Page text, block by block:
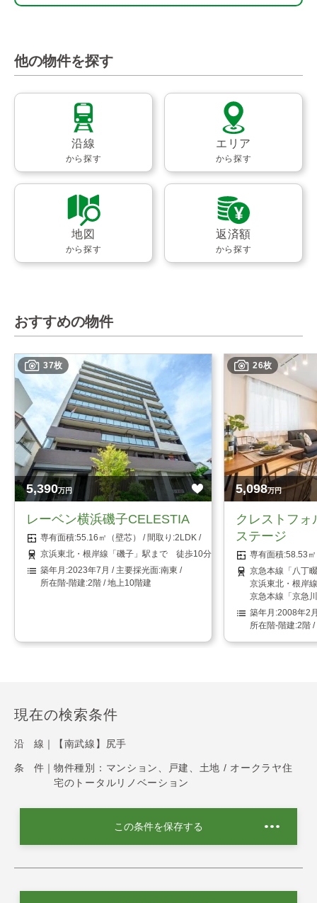
他の物件を探す
沿線
から探す
エリア
から探す
地図
から探す
返済額
から探す
おすすめの物件
37枚
5,390万円
レーベン横浜磯子CELESTIA
55.16㎡（壁芯）
2LDK
京浜東北・根岸線「磯子」駅まで 徒歩10分
2023年7月
南東
2階 / 地上10階建
26枚
5,098万円
クレストフォ
ステージ
58.53
京急本線「八丁
京浜東北・根岸
京急本線「京急
2008年2
2階 /
現在の検索条件
沿 線｜ 【南武線】尻手
条 件｜ 物件種別：マンション、戸建、土地 / オークラヤ住
宅のトータルリノベーション
この条件を保存する